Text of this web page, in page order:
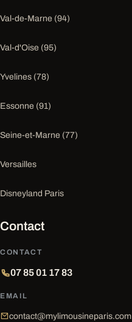
Val-de-Marne (94)
Val-d'Oise (95)
Yvelines (78)
Essonne (91)
Seine-et-Marne (77)
Versailles
Disneyland Paris
Contact
CONTACT
07 85 01 17 83
EMAIL
contact@mylimousineparis.com